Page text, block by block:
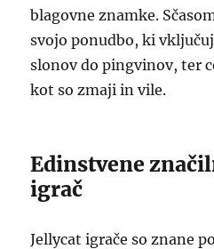
blagovne znamke.
svojo ponudbo, ki
slonov do pingvinov, ter
kot so zmaji in vile.
Edinstvene
igrač
Jellycat igrače so znane